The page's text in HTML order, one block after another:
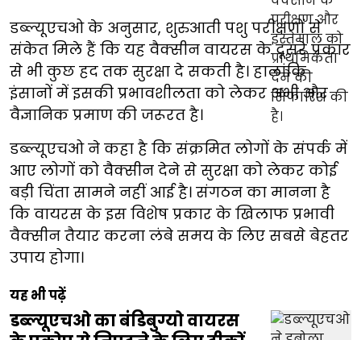
डब्ल्यूएचओ के अनुसार, शुरुआती पशु परीक्षणों से
संकेत मिले हैं कि यह वैक्सीन वायरस के दूसरे प्रकार
से भी कुछ हद तक सुरक्षा दे सकती है। हालांकि
इंसानों में इसकी प्रभावशीलता को लेकर अभी और
वैज्ञानिक प्रमाण की जरूरत है।
डब्ल्यूएचओ ने कहा है कि संक्रमित लोगों के संपर्क में
आए लोगों को वैक्सीन देने से सुरक्षा को लेकर कोई
बड़ी चिंता सामने नहीं आई है। संगठन का मानना है
कि वायरस के इस विशेष प्रकार के खिलाफ प्रभावी
वैक्सीन तैयार करना लंबे समय के लिए सबसे बेहतर
उपाय होगा।
यह भी पढ़ें
डब्ल्यूएचओ का बंडिबुग्यो वायरस